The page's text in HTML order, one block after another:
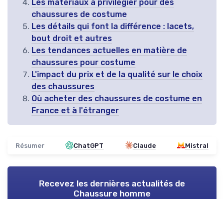
Les matériaux à privilégier pour des
chaussures de costume
Les détails qui font la différence : lacets,
bout droit et autres
Les tendances actuelles en matière de
chaussures pour costume
L'impact du prix et de la qualité sur le choix
des chaussures
Où acheter des chaussures de costume en
France et à l'étranger
Résumer ChatGPT Claude Mistral
Recevez les dernières actualités de
Chaussure homme